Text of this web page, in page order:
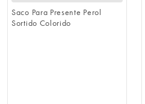
Saco Para Presente Perol
Sortido Colorido